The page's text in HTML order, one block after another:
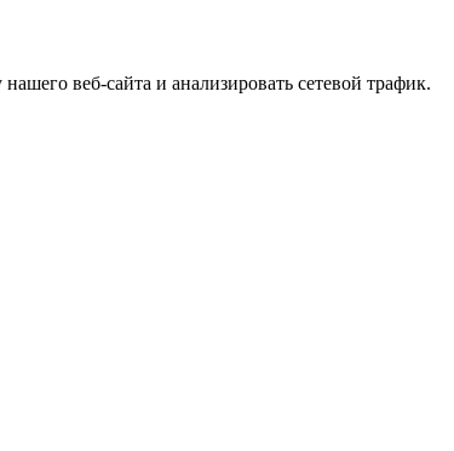
веб-сайта и анализировать сетевой трафик.